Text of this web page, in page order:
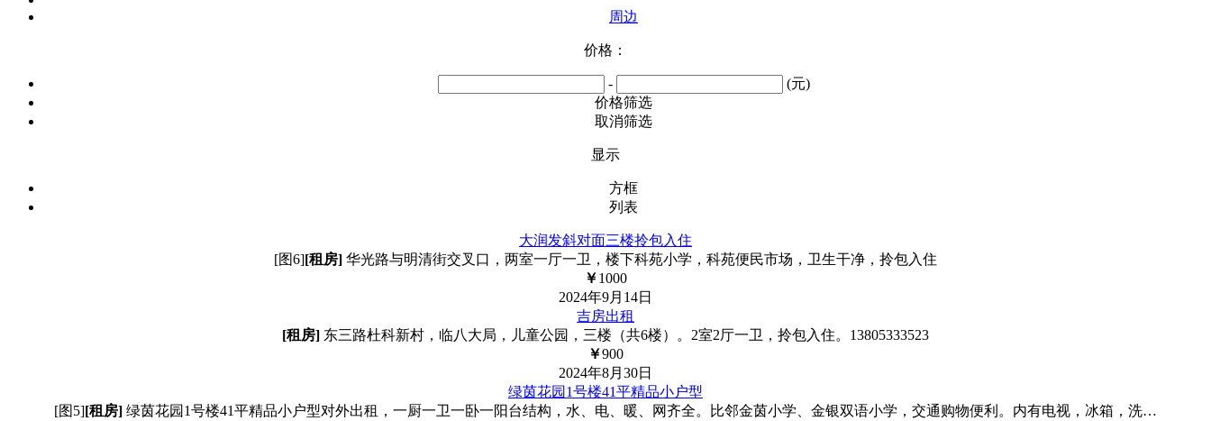
周边
价格：
-
(元)
价格筛选
取消筛选
显示
方框
列表
大润发斜对面三楼拎包入住
[图6][租房] 华光路与明清街交叉口，两室一厅一卫，楼下科苑小学，科苑便民市场，卫生干净，拎包入住
￥1000
2024年9月14日
吉房出租
[租房] 东三路杜科新村，临八大局，儿童公园，三楼（共6楼）。2室2厅一卫，拎包入住。13805333523
￥900
2024年8月30日
绿茵花园1号楼41平精品小户型
[图5][租房] 绿茵花园1号楼41平精品小户型对外出租，一厨一卫一卧一阳台结构，水、电、暖、网齐全。比邻金茵小学、金银双语小学，交通购物便利。内有电视，冰箱，洗…